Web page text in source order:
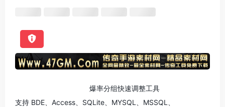
爆率分组快速调整工具
支持 BDE、Access、SQLite、MYSQL、MSSQL、